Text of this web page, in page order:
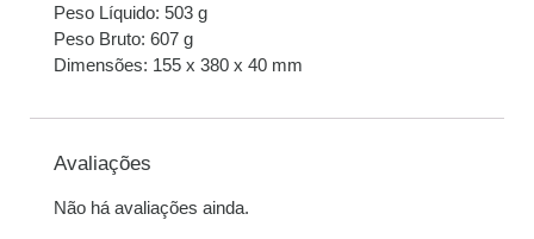
Peso Líquido: 503 g
Peso Bruto: 607 g
Dimensões: 155 x 380 x 40 mm
Avaliações
Não há avaliações ainda.